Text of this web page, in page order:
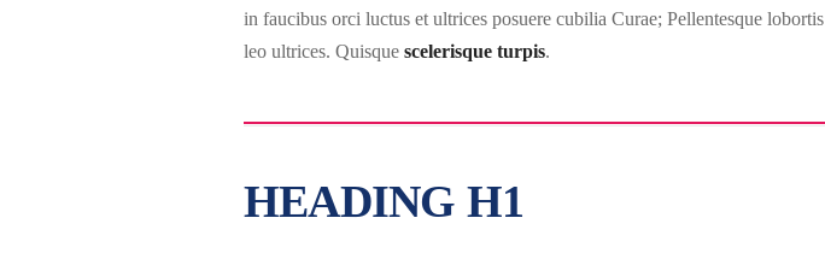
in faucibus orci luctus et ultrices posuere cubilia Curae; Pellentesque
leo ultrices. Quisque scelerisque turpis.
HEADING H1